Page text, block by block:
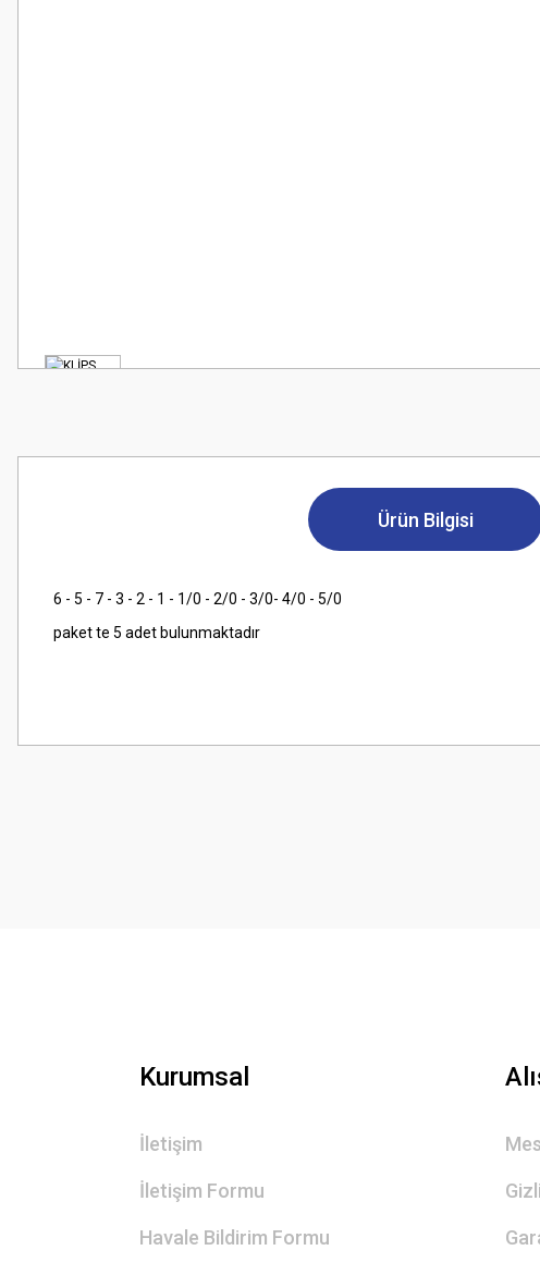
Ürün Bilgisi
6 - 5 - 7 - 3 - 2 - 1 - 1/0 - 2/0 - 3/0- 4/0 - 5/0
paket te 5 adet bulunmaktadır
Görüş ve önerileriniz için teşekkür ederiz.
Kurumsal
İletişim
İletişim Formu
Havale Bildirim Formu